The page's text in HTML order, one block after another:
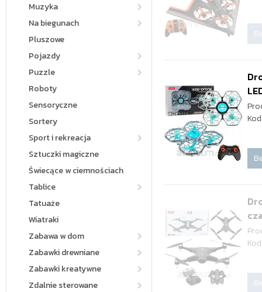
Muzyka
Na biegunach
Pluszowe
Pojazdy
Puzzle
Roboty
Sensoryczne
Sortery
Sport i rekreacja
Sztuczki magiczne
Świecące w ciemnościach
Tablice
Tatuaże
Wiatraki
Zabawa w dom
Zabawki drewniane
Zabawki kreatywne
Zdalnie sterowane